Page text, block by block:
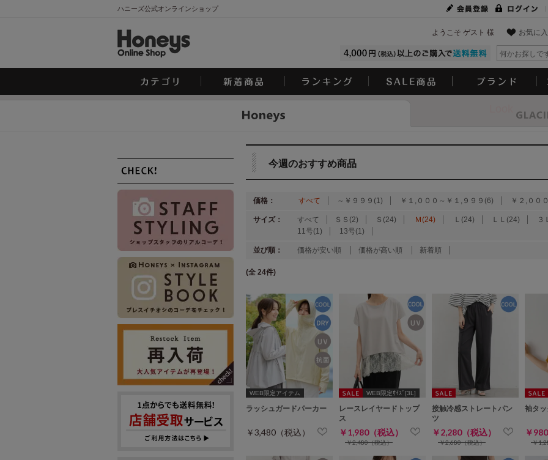
ハニーズ公式オンラインショップ
お気に入
ようこそ ゲスト 様
今週のおすすめ商品
価格： すべて ～￥９９９(1) ￥１,０００～￥１,９９９(6) ￥２,００
サイズ： すべて ＳＳ(2) Ｓ(24) Ｍ(24) Ｌ(24) ＬＬ(24) ３
11号(1)
13号(1)
並び順： 価格が安い順 価格が高い順 新着順
(全 24件)
WEB限定アイテム
ラッシュガードパーカー
￥3,480（税込）
WEB限定ｻｲｽﾞ[3L]
レースレイヤードトップ
ス
￥1,980（税込）
￥2,480（税込）
接触冷感ストレートパン
ツ
￥2,280（税込）
￥2,680（税込）
袖タ
￥
￥